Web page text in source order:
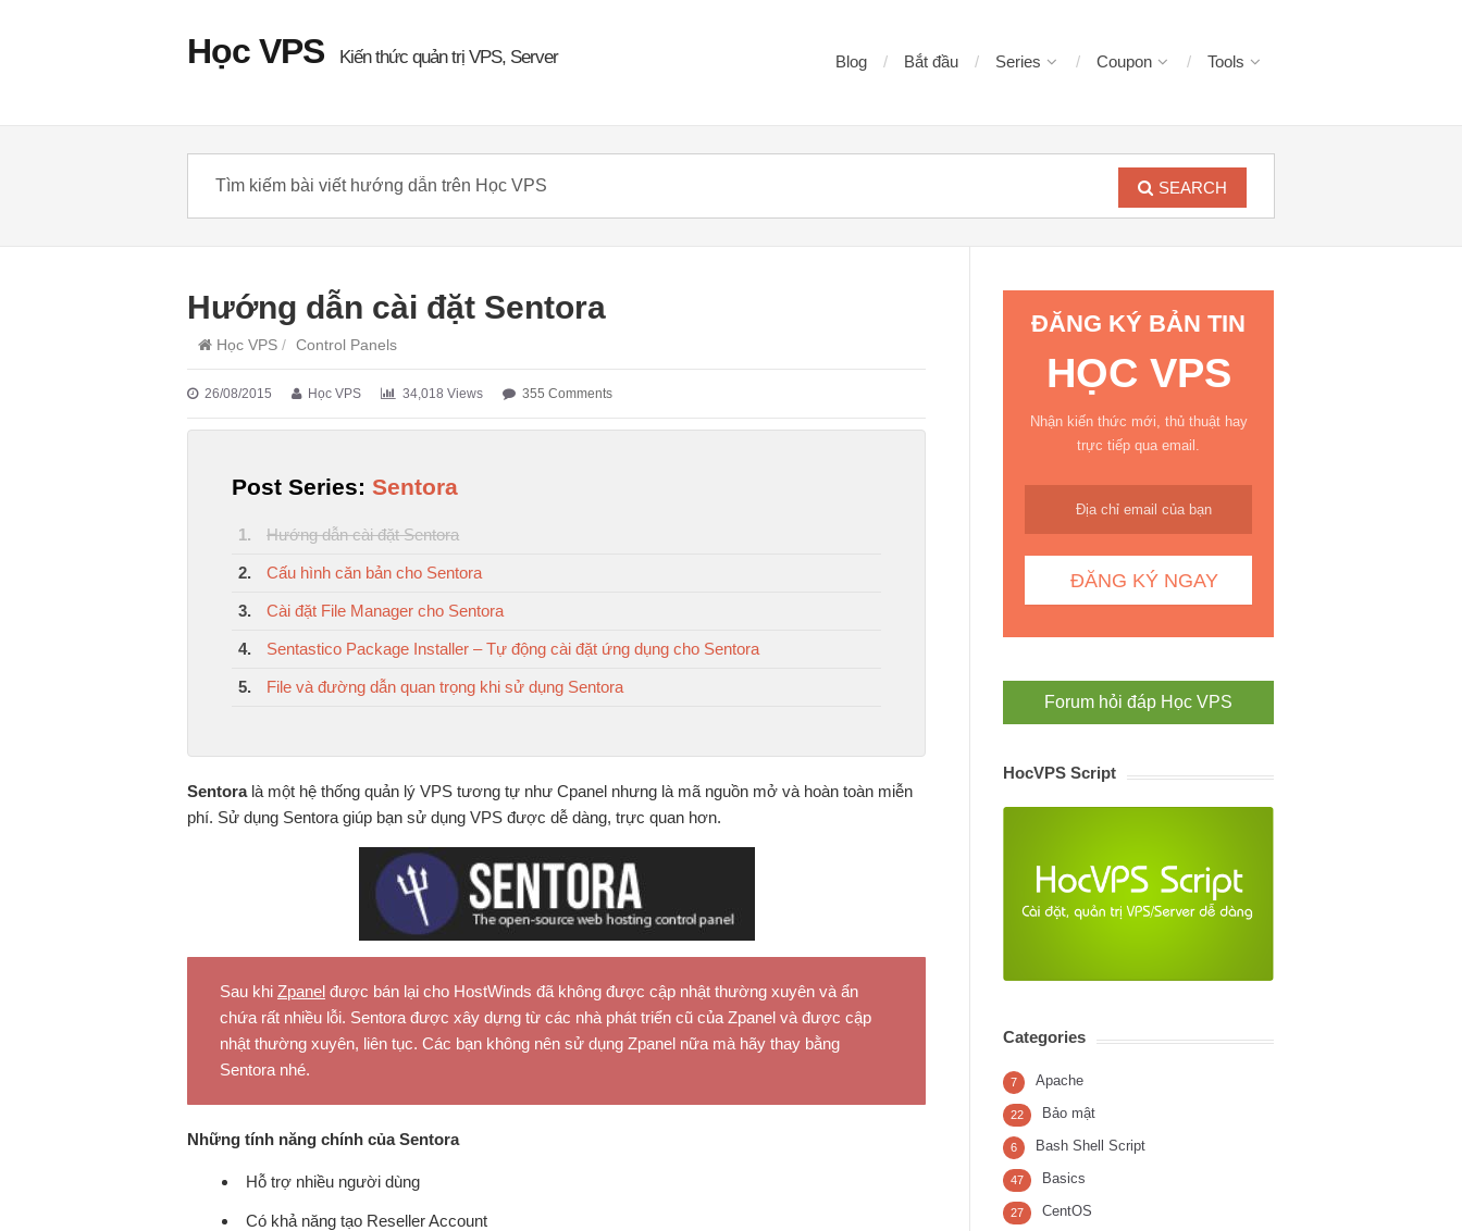
Học VPS Kiến thức quản trị VPS, Server Blog Bắt đầu Series Coupon Tools
SEARCH
Hướng dẫn cài đặt Sentora
Học VPS / Control Panels
26/08/2015 Học VPS 34,018 Views 355 Comments
Post Series: Sentora
1. Hướng dẫn cài đặt Sentora
2. Cấu hình căn bản cho Sentora
3. Cài đặt File Manager cho Sentora
4. Sentastico Package Installer – Tự động cài đặt ứng dụng cho Sentora
5. File và đường dẫn quan trọng khi sử dụng Sentora
Sentoralà một hệ thống quản lý VPS tương tự như Cpanel nhưng là mã nguồn mở và hoàn toàn miễn
phí. Sử dụng Sentora giúp bạn sử dụng VPS được dễ dàng, trực quan hơn.
Sau khi Zpanel được bán lại cho HostWinds đã không được cập nhật thường xuyên và ẩn
chứa rất nhiều lỗi. Sentora được xây dựng từ các nhà phát triển cũ của Zpanel và được cập
nhật thường xuyên, liên tục. Các bạn không nên sử dụng Zpanel nữa mà hãy thay bằng
Sentora nhé.
Những tính năng chính của Sentora
Hỗ trợ nhiều người dùng
Có khả năng tạo Reseller Account
ĐĂNG KÝ BẢN TIN
HỌC VPS
Nhận kiến thức mới, thủ thuật hay
trực tiếp qua email.
Forum hỏi đáp Học VPS
HocVPS Script
Categories
Apache
7
Bảo mật
22
Bash Shell Script
6
Basics
47
CentOS
27